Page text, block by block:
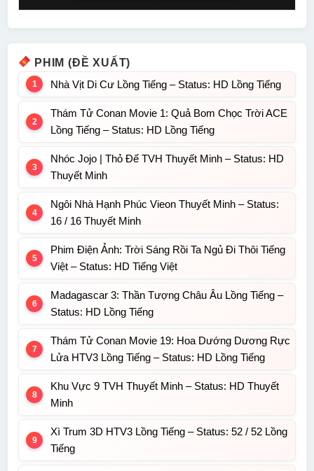
PHIM (ĐỀ XUẤT)
Nhà Vịt Di Cư Lồng Tiếng – Status: HD Lồng Tiếng
Thám Tử Conan Movie 1: Quả Bom Chọc Trời ACE
Lồng Tiếng – Status: HD Lồng Tiếng
Nhóc Jojo | Thỏ Đế TVH Thuyết Minh – Status: HD
Thuyết Minh
Ngôi Nhà Hạnh Phúc Vieon Thuyết Minh – Status:
16 / 16 Thuyết Minh
Phim Điện Ảnh: Trời Sáng Rồi Ta Ngủ Đi Thôi Tiếng
Việt – Status: HD Tiếng Việt
Madagascar 3: Thần Tượng Châu Âu Lồng Tiếng –
Status: HD Lồng Tiếng
Thám Tử Conan Movie 19: Hoa Dướng Dương Rực
Lửa HTV3 Lồng Tiếng – Status: HD Lồng Tiếng
Khu Vực 9 TVH Thuyết Minh – Status: HD Thuyết
Minh
Xì Trum 3D HTV3 Lồng Tiếng – Status: 52 / 52 Lồng
Tiếng